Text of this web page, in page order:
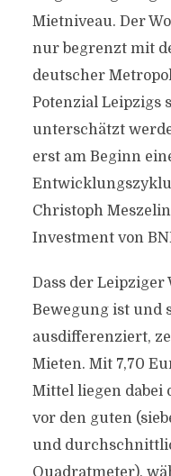
Mietniveau. Der
nur begrenzt mit
deutscher
Potenzial Leipzigs
unterschätzt
erst am Beginn
Christoph
Investment von
Dass der
Bewegung ist und
ausdifferenziert,
Mieten. Mit 7,70
Mittel liegen dabei
vor den guten
und
Quadratmeter),